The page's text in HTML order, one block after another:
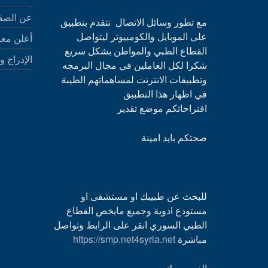
مع تطور وسائل الاتصال نتقدم بتطبيق
على الموبايل والكومبيوتر ليتواصل
القطاع الطبي والمواطن بشكل سريع
شكرا لكل العاملين في مجال البرمجه
وتطبيقات الانترنت لمساهماتهم الطيبة
في اظهار هذا التطبيق
اقتراحاتكم موضع تقدير
صحتكم بايد امينة
للبحث عن طبيبك او مستشفى او
مستودع ادوية وجميع مايخص القطاع
الطبي السوري انقر على الرابط وتواصل
مباشرة https://smp.net4syria.net
عن
أعلن
الإدراج